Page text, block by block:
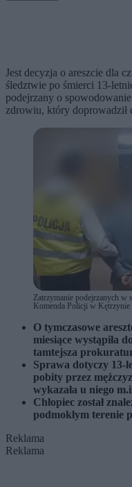
Jest decyzja o areszcie dla
śledztwie po śmierci 13-
podejrzany o
zdrowiu, który doprowadził
Zatrzymanie podejrzanych w
Komenda Policji w Kętrzynie
O tymczasowe
miesiące wystąpiła
tamtejsza
Sprawa dotyczy 13-
pobity przez
wykazała u niego
Chłopiec został
podmokłym terenie
Reklama
Reklama